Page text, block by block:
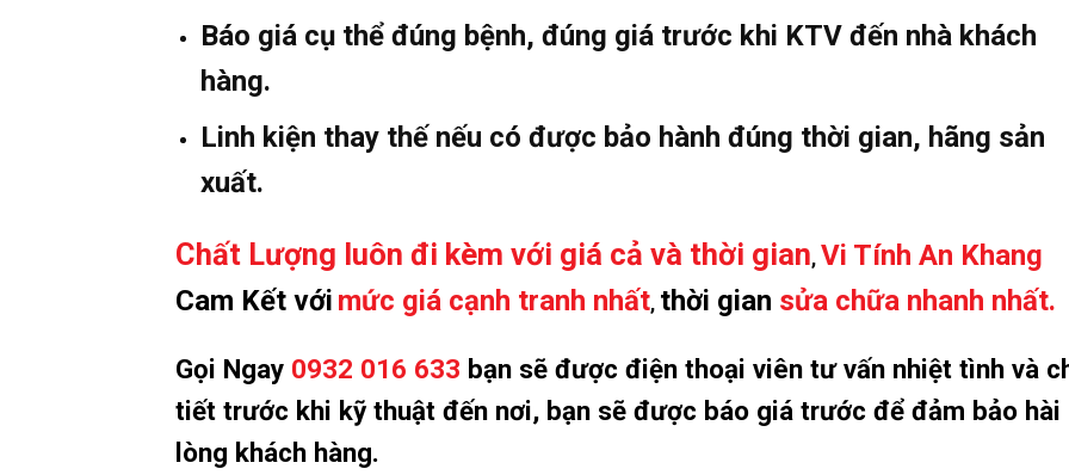
Báo giá cụ thể đúng bệnh, đúng giá trước khi KTV đến nhà khách
hàng.
Linh kiện thay thế nếu có được bảo hành đúng thời gian, hãng sản
xuất.
Chất Lượng luôn đi kèm với giá cả và thời gian, Vi Tính An Khang
Cam Kết với mức giá cạnh tranh nhất, thời gian sửa chữa nhanh nhất.
Gọi Ngay 0932 016 633 bạn sẽ được điện thoại viên tư vấn nhiệt tình và
tiết trước khi kỹ thuật đến nơi, bạn sẽ được báo giá trước để đảm bảo hài
lòng khách hàng.